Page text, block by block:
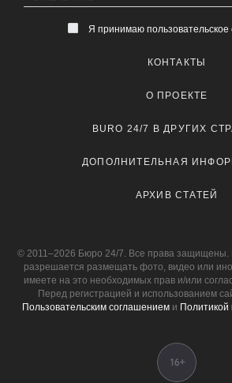
Я принимаю пользовательское
КОНТАКТЫ
О ПРОЕКТЕ
BURO 24/7 В ДРУГИХ
ДОПОЛНИТЕЛЬНАЯ
АРХИВ СТАТЕЙ
© 2011–2026 Бюро 24/7. Все права защищены.
разрешается размещать фото, видео или
имеете на это необходимых прав и/или
Перед регистрацией и использованием
Пользовательским соглашением и